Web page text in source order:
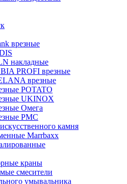
врезные
накладные
PROFI врезные
врезные
POTATO
UKINOX
Омега
РМС
камня
Marrbaxx
краны
смесители
умывальника